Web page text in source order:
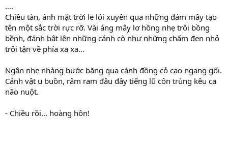
….
Chiều tàn, ánh mặt trời le lói xuyên qua những đám mây tạo
tên một sắc trời rực rỡ. Vài áng mây lơ hồng nhẹ trôi bồng
bềnh, đánh bật lên những cánh cò như những chấm đen nhỏ
trôi tận về phía xa xa…
Ngân nhẹ nhàng bước băng qua cánh đồng cỏ cao ngang gối.
Cảnh vật u buồn, râm ram đâu đây tiếng lũ côn trùng kêu ca
não nuột.
- Chiều rồi… hoàng hôn!